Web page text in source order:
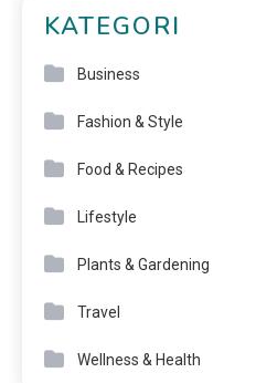
KATEGORI
Business
Fashion & Style
Food & Recipes
Lifestyle
Plants & Gardening
Travel
Wellness & Health